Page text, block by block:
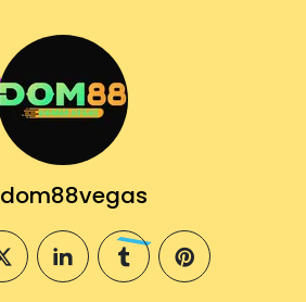
twitterlinkedintumblrpinterest